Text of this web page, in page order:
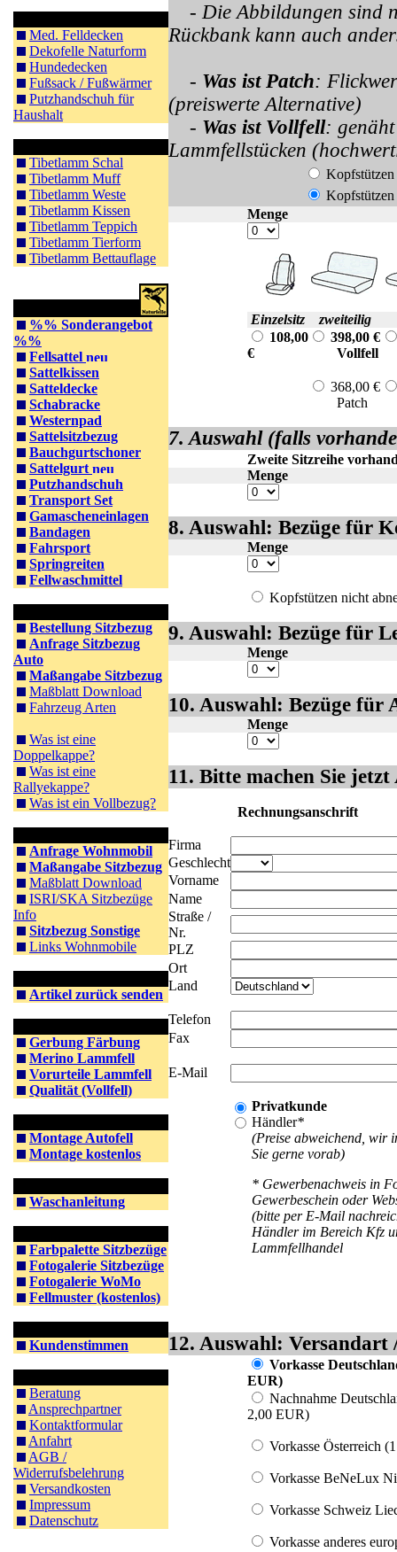
Med. Felldecken
Dekofelle Naturform
Hundedecken
Fußsack / Fußwärmer
Putzhandschuh für
Haushalt
Tibetlamm Schal
Tibetlamm Muff
Tibetlamm Weste
Tibetlamm Kissen
Tibetlamm Teppich
Tibetlamm Tierform
Tibetlamm Bettauflage
%% Sonderangebot
%%
Fellsattel
Sattelkissen
Satteldecke
Schabracke
Westernpad
Sattelsitzbezug
Bauchgurtschoner
Sattelgurt
Putzhandschuh
Transport Set
Gamascheneinlagen
Bandagen
Fahrsport
Springreiten
Fellwaschmittel
Bestellung Sitzbezug
Anfrage Sitzbezug
Auto
Maßangabe Sitzbezug
Maßblatt Download
Fahrzeug Arten
Was ist eine
Doppelkappe?
Was ist eine
Rallyekappe?
Was ist ein Vollbezug?
Anfrage Wohnmobil
Maßangabe Sitzbezug
Maßblatt Download
ISRI/SKA Sitzbezüge
Info
Sitzbezug Sonstige
Links Wohnmobile
Artikel zurück senden
Gerbung Färbung
Merino Lammfell
Vorurteile Lammfell
Qualität (Vollfell)
Montage Autofell
Montage kostenlos
Waschanleitung
Farbpalette Sitzbezüge
Fotogalerie Sitzbezüge
Fotogalerie WoMo
Fellmuster (kostenlos)
Kundenstimmen
Beratung
Ansprechpartner
Kontaktformular
Anfahrt
AGB /
Widerrufsbelehrung
Versandkosten
Impressum
Datenschutz
- Die Abbildungen sind
Rückbank kann auch
- Was ist Patch:
(preiswerte Alternative)
- Was ist Vollfell:
Lammfellstücken
Menge
Einzelsitz zweiteilig
108,00
€
398,00 €
Vollfell
368,00 €
Patch
7. Auswahl (falls
Zweite Sitzreihe
Menge
8. Auswahl: Bezüge für
Menge
Kopfstützen nicht
9. Auswahl: Bezüge für
Menge
10. Auswahl: Bezüge für
Menge
11. Bitte machen Sie
Rechnungsanschrift
Firma
Geschlecht
Vorname
Name
Straße /
Nr.
PLZ
Ort
Land
Telefon
Fax
E-Mail
Privatkunde
Händler*
(Preise abweichend, wir
Sie gerne vorab)
* Gewerbenachweis in
Gewerbeschein oder
(bitte per E-Mail
Händler im Bereich Kfz
Lammfellhandel
12. Auswahl: Versandart
Vorkasse
EUR)
Nachnahme
2,00 EUR)
Vorkasse Österreich
Vorkasse BeNeLux
Vorkasse Schweiz
Vorkasse anderes